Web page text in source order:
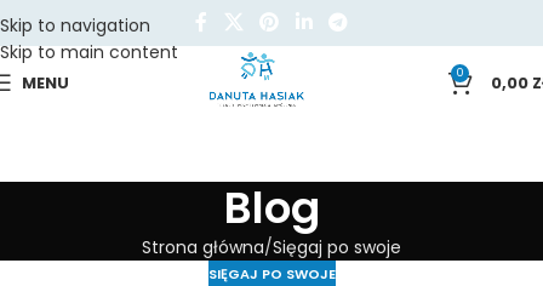
Skip to navigation
Skip to main content
MENU 0 0,00
Blog
Strona główna Sięgaj po swoje
SIĘGAJ PO SWOJE